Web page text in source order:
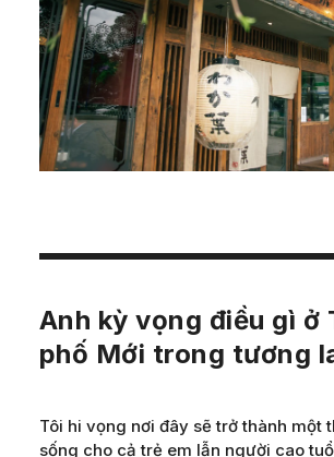
Anh kỳ vọng điều gì ở
phố Mới trong tương
Tôi hi vọng nơi đây sẽ trở thành một
sống cho cả trẻ em lẫn người cao